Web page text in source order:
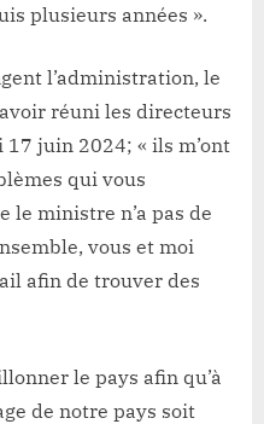
plusieurs années ».
l’administration, le
réuni les directeurs
juin 2024; « ils m’ont
qui vous
le ministre n’a pas de
vous et moi
afin de trouver des
le pays afin qu’à
de notre pays soit